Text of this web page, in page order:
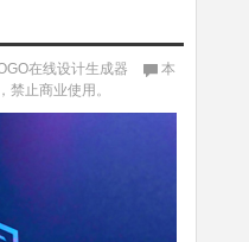
在线设计生成器
本
禁止商业使用。